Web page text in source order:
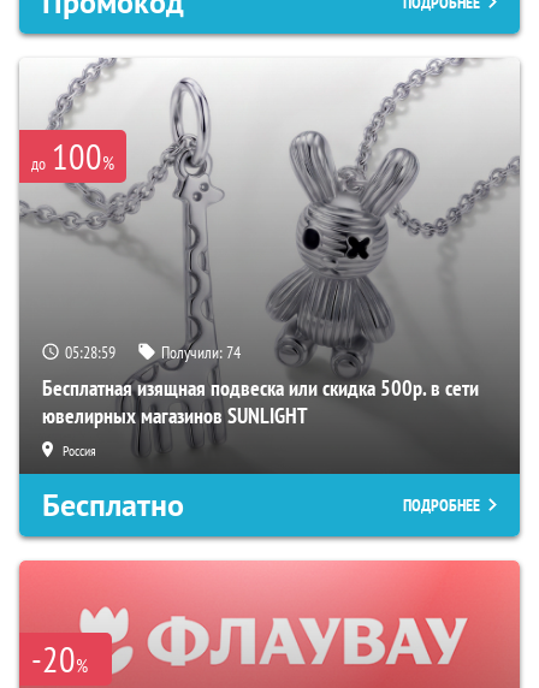
до 100%
05:28:58 Получили:74
Бесплатная изящная подвеска или скидка 500р. в сети
ювелирных магазинов SUNLIGHT
Россия
Бесплатно ПОДРОБНЕЕ
-20%